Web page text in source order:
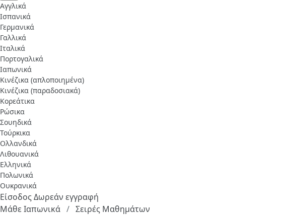
Αγγλικά
Ισπανικά
Γερμανικά
Γαλλικά
Ιταλικά
Πορτογαλικά
Ιαπωνικά
Κινέζικα (απλοποιημένα)
Κινέζικα (παραδοσιακά)
Κορεάτικα
Ρώσικα
Σουηδικά
Τούρκικα
Ολλανδικά
Λιθουανικά
Ελληνικά
Πολωνικά
Ουκρανικά
ΕίσοδοςΔωρεάν εγγραφή
Μάθε Ιαπωνικά
Σειρές Μαθημάτων